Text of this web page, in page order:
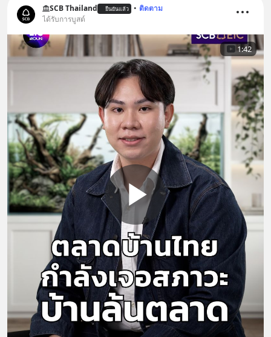
SCB Thailand ยืนยันแล้ว • ติดตาม
ได้รับการบูสต์
1:42